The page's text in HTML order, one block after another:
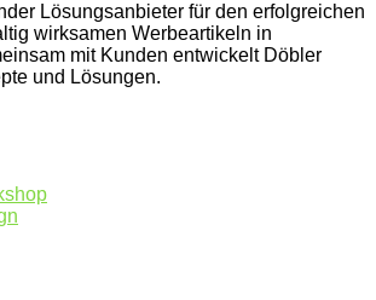
Lösungsanbieter für den erfolgreichen
wirksamen Werbeartikeln in
mit Kunden entwickelt Döbler
und Lösungen.